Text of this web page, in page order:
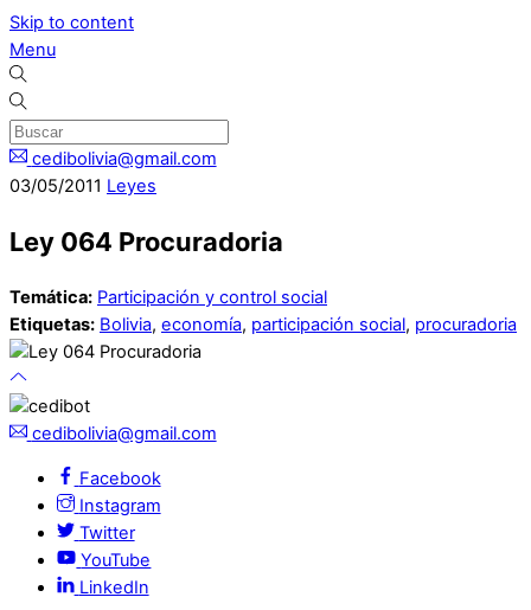
Skip to content
Menu
cedibolivia@gmail.com
03/05/2011 Leyes
Ley 064 Procuradoria
Temática: Participación y control social
Etiquetas: Bolivia, economía, participación social, procuradoria
cedibolivia@gmail.com
Facebook
Instagram
Twitter
YouTube
LinkedIn